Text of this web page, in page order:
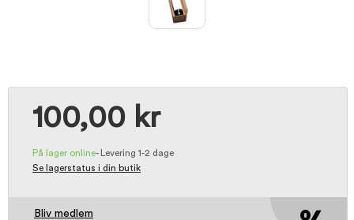
100,00 kr
På lager online-
Levering 1-2 dage
Se lagerstatus i din butik
Bliv medlem